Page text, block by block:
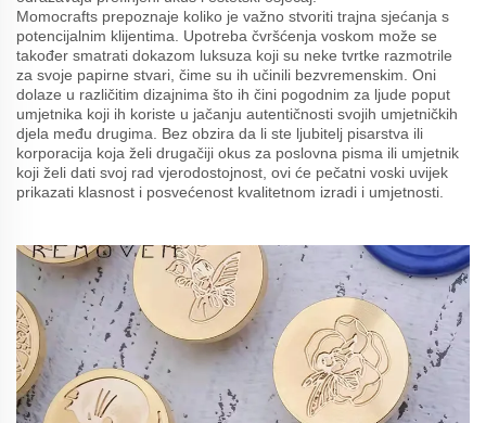
Momocrafts prepoznaje koliko je važno stvoriti trajna sjećanja s
potencijalnim klijentima. Upotreba čvršćenja voskom može se
također smatrati dokazom luksuza koji su neke tvrtke razmotrile
za svoje papirne stvari, čime su ih učinili bezvremenskim. Oni
dolaze u različitim dizajnima što ih čini pogodnim za ljude poput
umjetnika koji ih koriste u jačanju autentičnosti svojih umjetničkih
djela među drugima. Bez obzira da li ste ljubitelj pisarstva ili
korporacija koja želi drugačiji okus za poslovna pisma ili umjetnik
koji želi dati svoj rad vjerodostojnost, ovi će pečatni voski uvijek
prikazati klasnost i posvećenost kvalitetnom izradi i umjetnosti.